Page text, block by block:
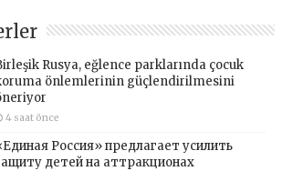
Rusya, eğlence parklarında çocuk
önlemlerinin güçlendirilmesini
4 saat önce
Россия» предлагает усилить
детей на аттракционах